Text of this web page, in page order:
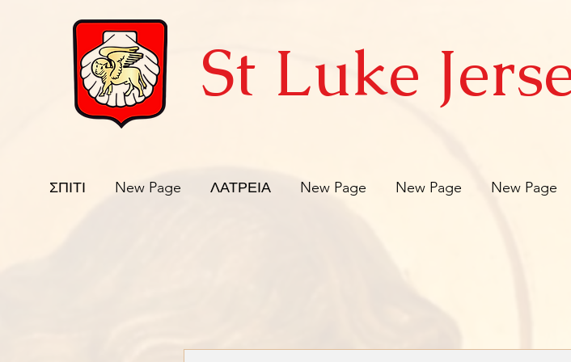
St Luke
ΣΠΙΤΙ New Page ΛΑΤΡΕΙΑ New Page New Page New Page